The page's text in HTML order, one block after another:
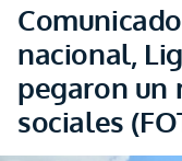
nacional,
pegaron un
sociales